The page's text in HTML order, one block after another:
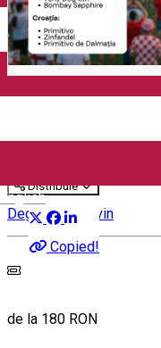
English
Croația 🏆
Distribuie
Copied!
Degustare de vin
de la 180 RON